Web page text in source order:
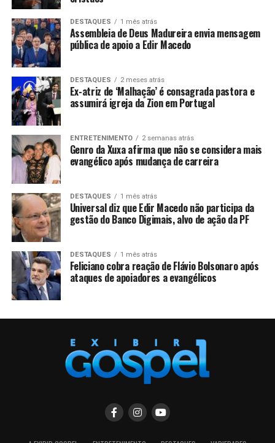
DESTAQUES 1 mês atrás
Assembleia de Deus Madureira envia mensagem
pública de apoio a Edir Macedo
DESTAQUES 2 meses atrás
Ex-atriz de ‘Malhação’ é consagrada pastora e
assumirá igreja da Zion em Portugal
ENTRETENIMENTO 2 semanas atrás
Genro da Xuxa afirma que não se considera mais
evangélico após mudança de carreira
DESTAQUES 1 mês atrás
Universal diz que Edir Macedo não participa da
gestão do Banco Digimais, alvo de ação da PF
DESTAQUES 1 mês atrás
Feliciano cobra reação de Flávio Bolsonaro após
ataques de apoiadores a evangélicos